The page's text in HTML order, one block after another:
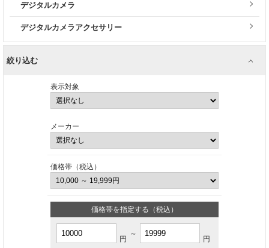
デジタルカメラ
デジタルカメラアクセサリー
絞り込む
表示対象
メーカー
価格帯（税込）
価格帯を指定する（税込）
円
～
円